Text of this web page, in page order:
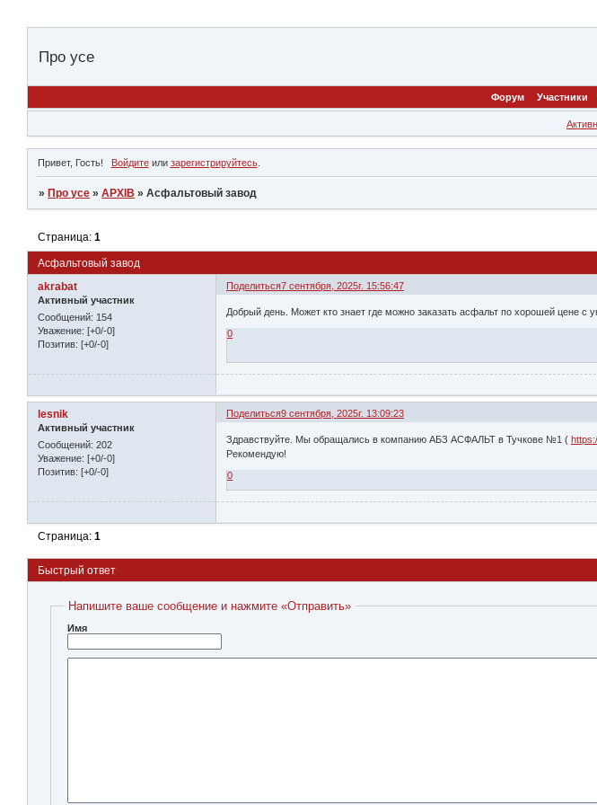
Про усе
Форум Участники
Привет, Гость! Войдитеили зарегистрируйтесь.
» Про усе »АРХІВ »Асфальтовый завод
Асфальтовый завод
Страница:1
Поделиться7 сентября, 2025г. 15:56:47
akrabat
Активный участник
Сообщений: 154
Уважение: [+0/-0]
Позитив: [+0/-0]
Добрый день. Может кто знает где можно заказать асфальт по хорошей цене с
0
Поделиться9 сентября, 2025г. 13:09:23
lesnik
Активный участник
Сообщений: 202
Уважение: [+0/-0]
Позитив: [+0/-0]
Здравствуйте. Мы обращались в компанию АБЗ АСФАЛЬТ в Тучкове №1 (
Рекомендую!
0
Страница:1
Быстрый ответ
Напишите ваше сообщение и нажмите «Отправить»
Имя